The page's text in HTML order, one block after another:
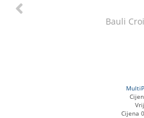
Bauli
Cijena